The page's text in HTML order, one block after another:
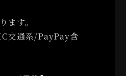
ます。
交通系/PayPay含